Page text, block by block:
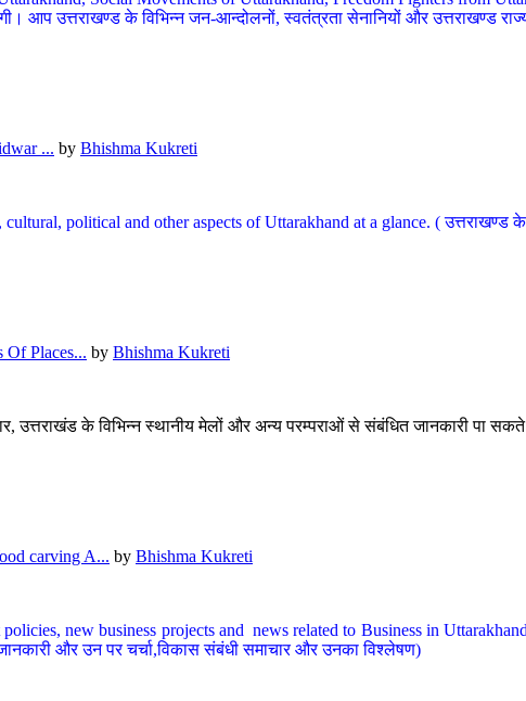
आप उत्तराखण्ड के विभिन्न जन-आन्दोलनों, स्वतंत्रता सेनानियों और उत्तराखण्ड
... by Bhishma Kukreti
political and other aspects of Uttarakhand at a glance. (
Of Places... by Bhishma Kukreti
उत्तराखंड के विभिन्न स्थानीय मेलों और अन्य परम्पराओं से संबंधित जानकारी पा
carving A... by Bhishma Kukreti
new business projects and news related to Business in
और उन पर चर्चा,विकास संबंधी समाचार और उनका विश्लेषण)